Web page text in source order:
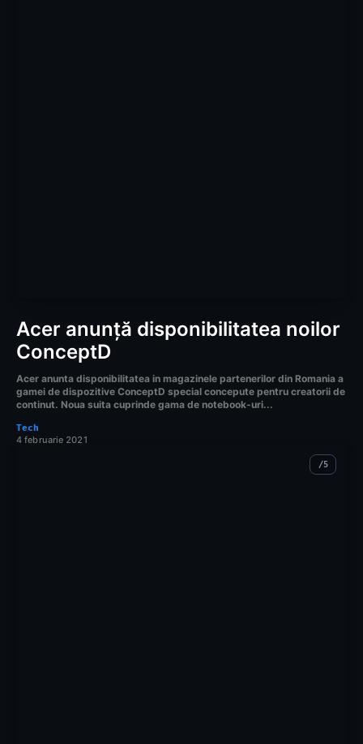
Acer anunță disponibilitatea noilor
ConceptD
Acer anunta disponibilitatea in magazinele partenerilor din Romania a
gamei de dispozitive ConceptD special concepute pentru creatorii de
continut. Noua suita cuprinde gama de notebook-uri...
Tech
4 februarie 2021